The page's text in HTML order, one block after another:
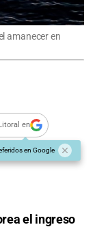
amanecer en
en
en Google
el ingreso